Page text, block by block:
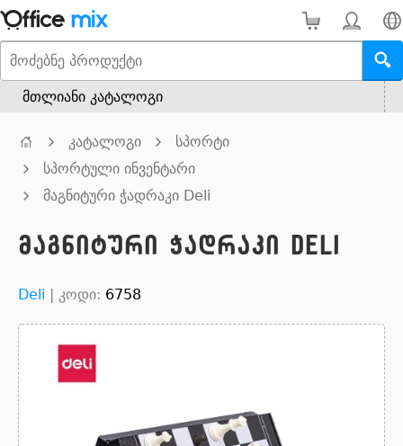
მთლიანი კატალოგი
კატალოგი
სპორტი
სპორტული ინვენტარი
მაგნიტური ჭადრაკი Deli
მაგნიტური ჭადრაკი Deli
Deli | კოდი: 6758